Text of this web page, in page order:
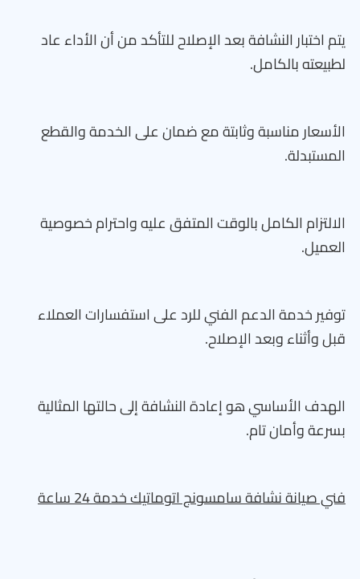
يتم اختبار النشافة بعد الإصلاح للتأكد من أن الأداء عاد
لطبيعته بالكامل.
الأسعار مناسبة وثابتة مع ضمان على الخدمة والقطع
المستبدلة.
الالتزام الكامل بالوقت المتفق عليه واحترام خصوصية
العميل.
توفير خدمة الدعم الفني للرد على استفسارات العملاء
قبل وأثناء وبعد الإصلاح.
الهدف الأساسي هو إعادة النشافة إلى حالتها المثالية
بسرعة وأمان تام.
فني صيانة نشافة سامسونج اتوماتيك خدمة 24 ساعة